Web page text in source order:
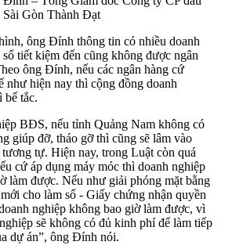
Gòn Thành Đạt
ông Đính thông tin có nhiều doanh
sổ tiết kiệm đến cũng không được ngân
ông Đính, nếu các ngân hàng cứ
như hiện nay thì cộng đồng doanh
bế tắc.
BĐS, nếu tỉnh Quảng Nam không có
giúp đỡ, tháo gỡ thì cũng sẽ lâm vào
tương tự. Hiện nay, trong Luật còn quá
cứ áp dụng máy móc thì doanh nghiệp
làm được. Nếu như giải phóng mặt bằng
cho làm sổ - Giấy chứng nhận quyền
nghiệp không bao giờ làm được, vì
sẽ không có đủ kinh phí để làm tiếp
dự án”, ông Đính nói.